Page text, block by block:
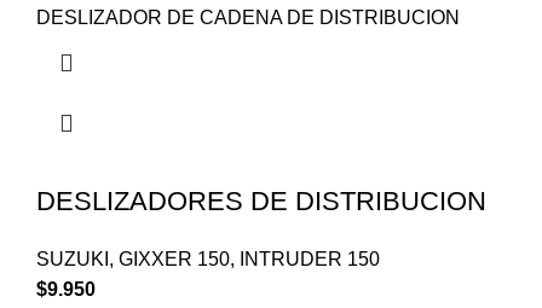
DESLIZADOR DE CADENA DE DISTRIBUCION
DESLIZADORES DE DISTRIBUCION
SUZUKI , GIXXER 150,
INTRUDER 150
$9.950